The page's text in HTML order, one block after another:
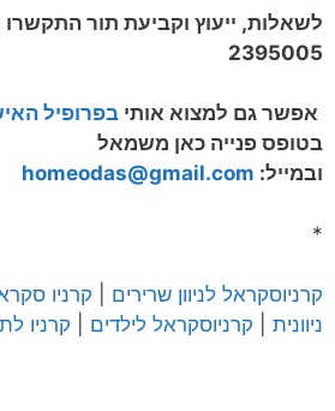
2395005
אפשר גם למצוא אותי בפרופיל
בטופס פנייה כאן משמאל
ובמייל: homeodas@gmail.com
*
קרניוסקראל לניוון שרירים
קרניו
ניוונית
קרניוסקראל לילדים קרניו